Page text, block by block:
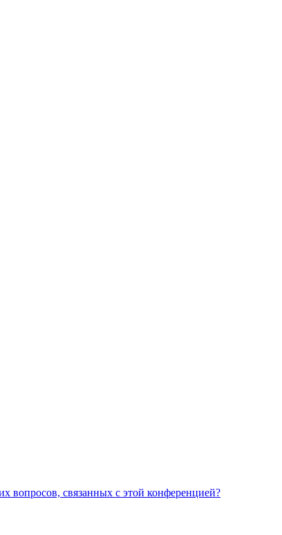
вопросов, связанных с этой конференцией?